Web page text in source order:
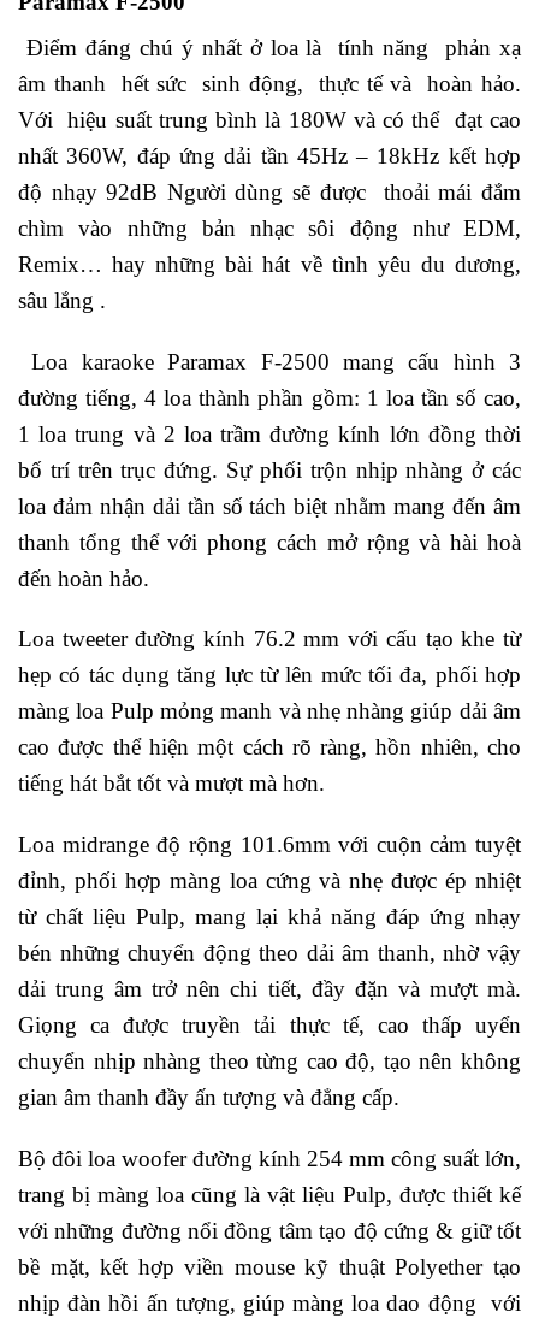
Điểm đáng chú ý nhất ở loa là tính năng phản xạ
âm thanh hết sức sinh động, thực tế và hoàn hảo.
Với hiệu suất trung bình là 180W và có thể đạt cao
nhất 360W, đáp ứng dải tần 45Hz – 18kHz kết hợp
độ nhạy 92dB Người dùng sẽ được thoải mái đắm
chìm vào những bản nhạc sôi động như EDM,
Remix… hay những bài hát về tình yêu du dương,
sâu lắng .
Loa karaoke Paramax F-2500 mang cấu hình 3
đường tiếng, 4 loa thành phần gồm: 1 loa tần số cao,
1 loa trung và 2 loa trầm đường kính lớn đồng thời
bố trí trên trục đứng. Sự phối trộn nhịp nhàng ở các
loa đảm nhận dải tần số tách biệt nhằm mang đến âm
thanh tổng thể với phong cách mở rộng và hài hoà
đến hoàn hảo.
Loa tweeter đường kính 76.2 mm với cấu tạo khe từ
hẹp có tác dụng tăng lực từ lên mức tối đa, phối hợp
màng loa Pulp mỏng manh và nhẹ nhàng giúp dải âm
cao được thể hiện một cách rõ ràng, hồn nhiên, cho
tiếng hát bắt tốt và mượt mà hơn.
Loa midrange độ rộng 101.6mm với cuộn cảm tuyệt
đỉnh, phối hợp màng loa cứng và nhẹ được ép nhiệt
từ chất liệu Pulp, mang lại khả năng đáp ứng nhạy
bén những chuyển động theo dải âm thanh, nhờ vậy
dải trung âm trở nên chi tiết, đầy đặn và mượt mà.
Giọng ca được truyền tải thực tế, cao thấp uyển
chuyển nhịp nhàng theo từng cao độ, tạo nên không
gian âm thanh đầy ấn tượng và đẳng cấp.
Bộ đôi loa woofer đường kính 254 mm công suất lớn,
trang bị màng loa cũng là vật liệu Pulp, được thiết kế
với những đường nổi đồng tâm tạo độ cứng & giữ tốt
bề mặt, kết hợp viền mouse kỹ thuật Polyether tạo
nhịp đàn hồi ấn tượng, giúp màng loa dao động với